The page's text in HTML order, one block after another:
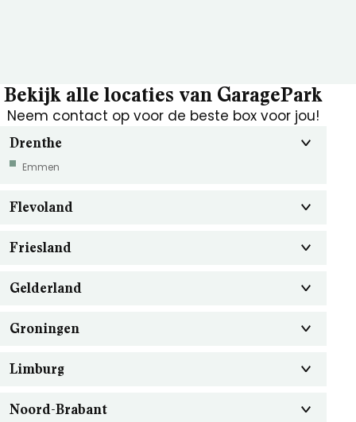
Bekijk alle locaties van GaragePark
Neem contact op voor de beste box voor jou!
Drenthe
Emmen
Flevoland
Friesland
Gelderland
Groningen
Limburg
Noord-Brabant